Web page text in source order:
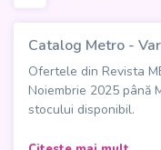
Catalog Metro -
Ofertele din Revista
Noiembrie 2025 până
stocului disponibil.
CatalogulMetro -